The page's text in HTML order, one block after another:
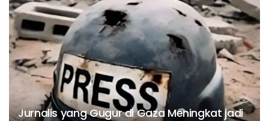
Jurnalis yang Gugur di Gaza Meningkat jadi